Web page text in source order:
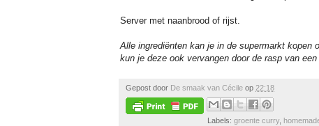
Server met naanbrood of rijst.
Alle ingrediënten kan je in de supermarkt
kun je deze ook vervangen door de rasp van een
Gepost door De smaak van Cécile op 22:18
Labels:groente curry,